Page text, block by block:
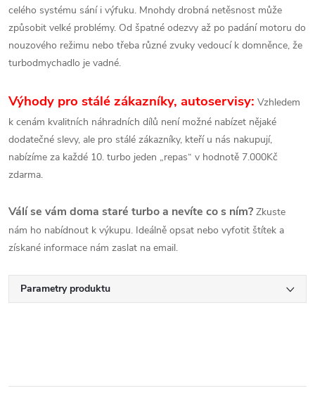
celého systému sání i výfuku. Mnohdy drobná netěsnost může
způsobit velké problémy. Od špatné odezvy až po padání motoru do
nouzového režimu nebo třeba různé zvuky vedoucí k domněnce, že
turbodmychadlo je vadné.
Výhody pro stálé zákazníky, autoservisy: Vzhledem
k cenám kvalitních náhradních dílů není možné nabízet nějaké
dodatečné slevy, ale pro stálé zákazníky, kteří u nás nakupují,
nabízíme za každé 10. turbo jeden „repas“ v hodnotě 7.000Kč
zdarma.
Válí se vám doma staré turbo a nevíte co s ním? Zkuste
nám ho nabídnout k výkupu. Ideálně opsat nebo vyfotit štítek a
získané informace nám zaslat na email.
Parametry produktu